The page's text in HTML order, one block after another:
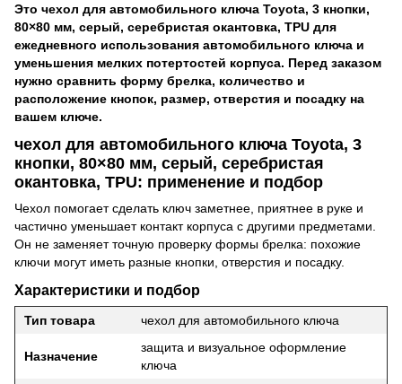
Это чехол для автомобильного ключа Toyota, 3 кнопки,
80×80 мм, серый, серебристая окантовка, TPU для
ежедневного использования автомобильного ключа и
уменьшения мелких потертостей корпуса. Перед заказом
нужно сравнить форму брелка, количество и
расположение кнопок, размер, отверстия и посадку на
вашем ключе.
чехол для автомобильного ключа Toyota, 3
кнопки, 80×80 мм, серый, серебристая
окантовка, TPU: применение и подбор
Чехол помогает сделать ключ заметнее, приятнее в руке и
частично уменьшает контакт корпуса с другими предметами.
Он не заменяет точную проверку формы брелка: похожие
ключи могут иметь разные кнопки, отверстия и посадку.
Характеристики и подбор
Тип товара чехол для автомобильного ключа
Назначение
защита и визуальное оформление
ключа